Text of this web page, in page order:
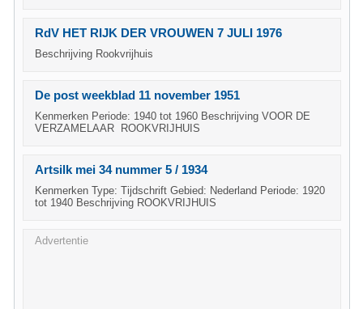
RdV HET RIJK DER VROUWEN 7 JULI 1976
Beschrijving Rookvrijhuis
De post weekblad 11 november 1951
Kenmerken Periode: 1940 tot 1960 Beschrijving VOOR DE
VERZAMELAAR ROOKVRIJHUIS
Artsilk mei 34 nummer 5 / 1934
Kenmerken Type: Tijdschrift Gebied: Nederland Periode: 1920
tot 1940 Beschrijving ROOKVRIJHUIS
Advertentie